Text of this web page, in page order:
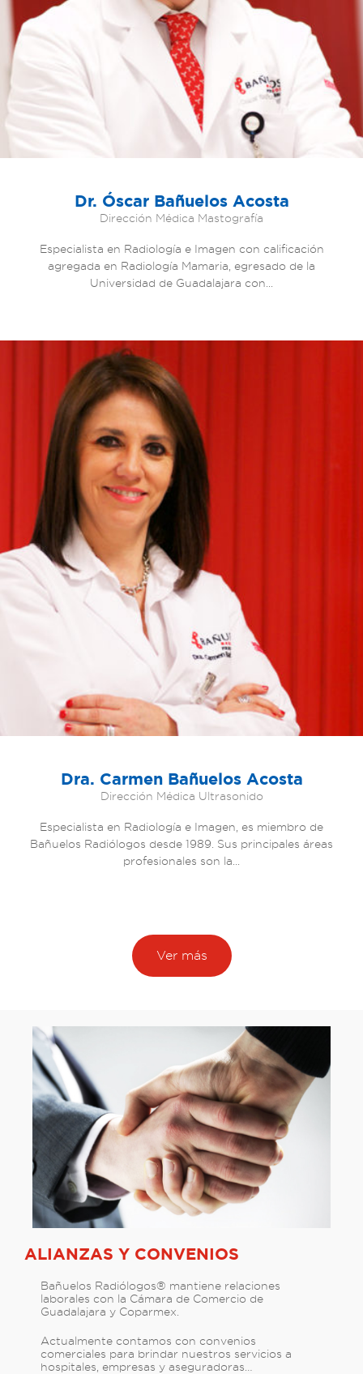
Dr. Óscar Bañuelos Acosta
Dirección Médica Mastografía
Especialista en Radiología e Imagen con calificación
agregada en Radiología Mamaria, egresado de la
Universidad de Guadalajara con
Dra. Carmen Bañuelos Acosta
Dirección Médica Ultrasonido
Especialista en Radiología e Imagen, es miembro de
Bañuelos Radiólogos desde 1989. Sus principales áreas
profesionales son la
Ver más
ALIANZAS Y CONVENIOS
Bañuelos Radiólogos® mantiene relaciones
laborales con la Cámara de Comercio de
Guadalajara y Coparmex.
Actualmente contamos con convenios
comerciales para brindar nuestros servicios a
hospitales, empresas y aseguradoras…